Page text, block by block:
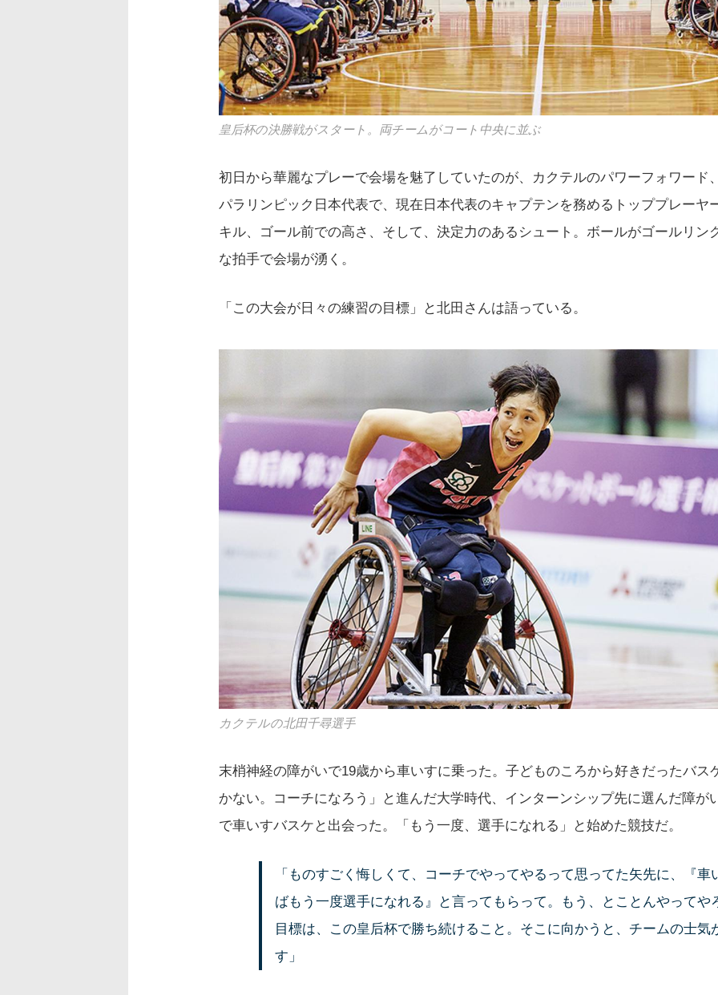
皇后杯の決勝戦がスタート。両チームがコート中央に並ぶ
初日から華麗なプレーで会場を魅了していたのが、カクテルのパワーフォワード
パラリンピック日本代表で、現在日本代表のキャプテンを務めるトッププレーヤ
キル、ゴール前での高さ、そして、決定力のあるシュート。ボールがゴールリン
な拍手で会場が湧く。
「この大会が日々の練習の目標」と北田さんは語っている。
カクテルの北田千尋選手
末梢神経の障がいで19歳から車いすに乗った。子どものころから好きだったバス
かない。コーチになろう」と進んだ大学時代、インターンシップ先に選んだ障が
で車いすバスケと出会った。「もう一度、選手になれる」と始めた競技だ。
「ものすごく悔しくて、コーチでやってやるって思ってた矢先に、『車
ばもう一度選手になれる』と言ってもらって。もう、とことんやってや
目標は、この皇后杯で勝ち続けること。そこに向かうと、チームの士気
す」